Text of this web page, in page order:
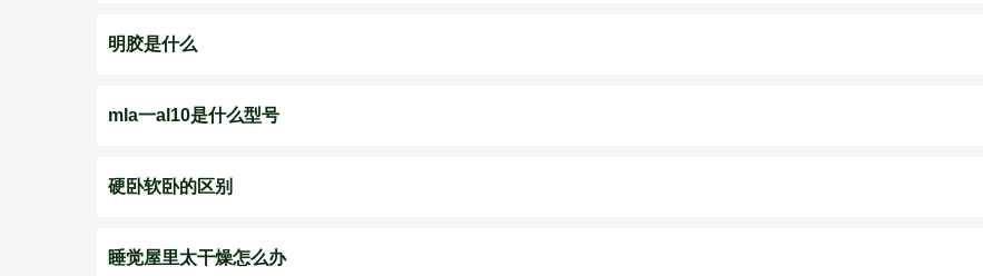
明胶是什么
mla一al10是什么型号
硬卧软卧的区别
睡觉屋里太干燥怎么办